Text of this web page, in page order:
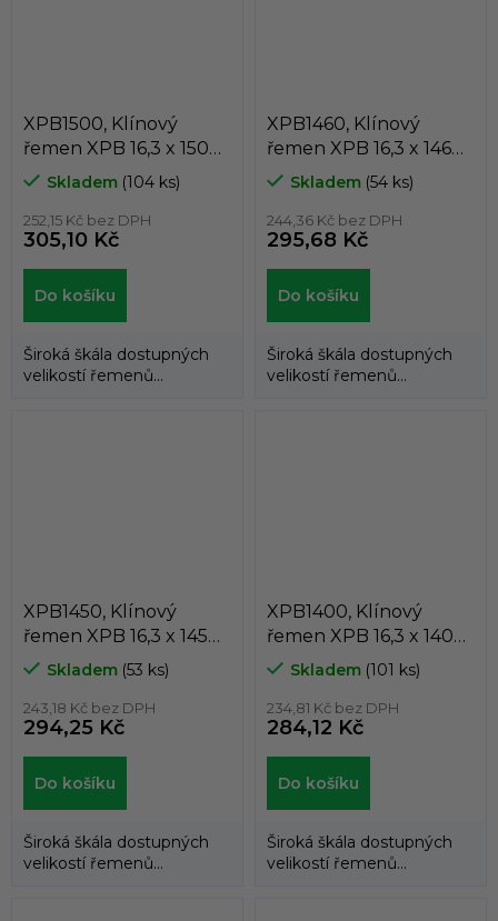
XPB1500, Klínový
řemen XPB 16,3 x 1500
Lw, 1522 La, Dunlop
White Flash
Skladem (104 ks)
252,15 Kč bez DPH
305,10 Kč
Do košíku
Široká škála dostupných
velikostí řemenů
XPB1460, Klínový
řemen XPB 16,3 x 1460
Lw, 1482 La, Dunlop
White Flash
Skladem (54 ks)
244,36 Kč bez DPH
295,68 Kč
Do košíku
Široká škála dostupných
velikostí řemenů
XPB1450, Klínový
řemen XPB 16,3 x 1450
Lw, 1472 La, Dunlop
White Flash
Skladem (53 ks)
243,18 Kč bez DPH
294,25 Kč
Do košíku
Široká škála dostupných
velikostí řemenů
XPB1400, Klínový
řemen XPB 16,3 x 1400
Lw, 1422 La, Dunlop
White Flash
Skladem (101 ks)
234,81 Kč bez DPH
284,12 Kč
Do košíku
Široká škála dostupných
velikostí řemenů